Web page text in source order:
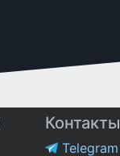
Контакты
Telegram